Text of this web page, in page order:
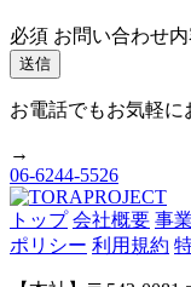
必須 お問い合わせ
お電話でもお気軽に
→
06-6244-5526
トップ 会社概要 事
ポリシー 利用規約